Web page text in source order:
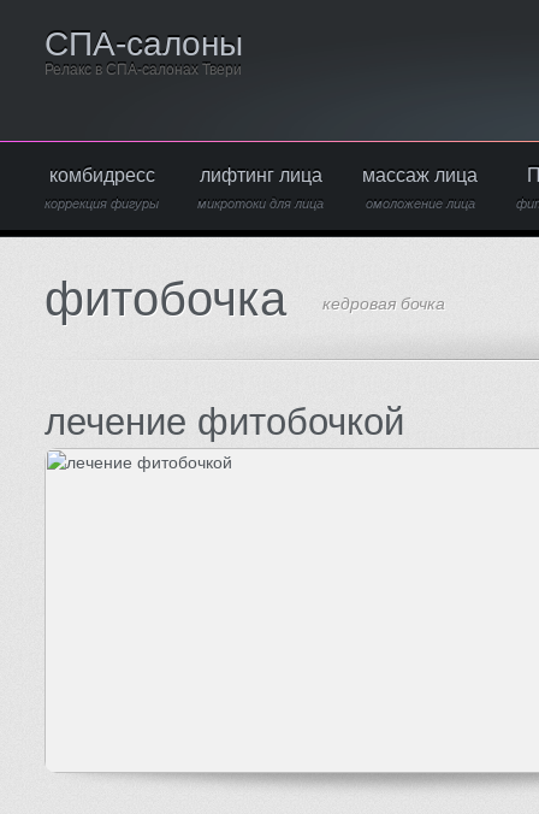
СПА-салоны
Релакс в СПА-салонах Твери
комбидресс
коррекция фигуры
лифтинг лица
микротоки для лица
массаж лица
омоложение лица
фитобочка кедровая бочка
лечение фитобочкой